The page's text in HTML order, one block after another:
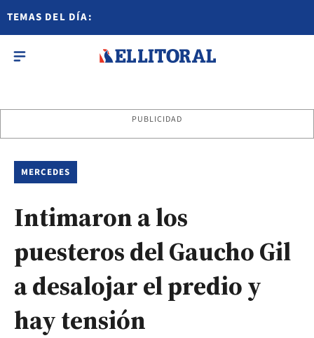
TEMAS DEL DÍA:
PUBLICIDAD
MERCEDES
Intimaron a los
puesteros del Gaucho Gil
a desalojar el predio y
hay tensión